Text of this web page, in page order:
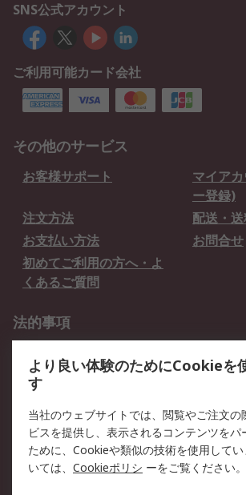
SNS公式アカウント
ご利用可能カード会社
その他のサービス
お客様サポート
マイア
ー登録)
注文方法
配送・
お支払い方法
お問合せ
初めてご利用の方へ・よ
くあるご質問
法的事項
クッキーポリシー
RSについて
会社概要
採用情報
プレスリリース＆お知ら
コーポレ
より良い体験のためにCookieを
す
当社のウェブサイトでは、閲覧やご注文の
ビスを提供し、表示されるコンテンツをパ
ために、Cookieや類似の技術を使用して
いては、 Cookieポリシ ーをご覧ください。